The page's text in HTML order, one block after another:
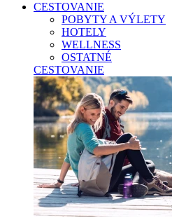
CESTOVANIE
POBYTY A VÝLETY
HOTELY
WELLNESS
OSTATNÉ
CESTOVANIE